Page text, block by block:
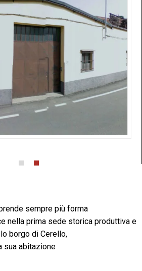
sempre più forma
nella prima sede storica produttiva e
borgo di Cerello,
sua abitazione